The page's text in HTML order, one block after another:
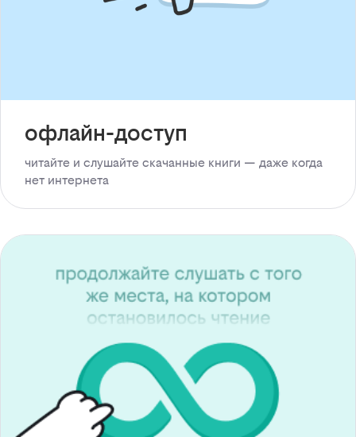
офлайн-доступ
читайте и слушайте скачанные книги — даже когда
нет интернета